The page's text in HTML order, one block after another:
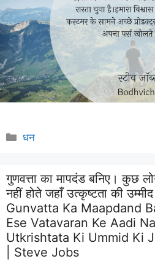
Categories
धन
गुणवत्ता का मापदंड बनिए। कुछ
नहीं होते जहाँ उत्कृष्टता की
Gunvatta Ka Maapdand
Ese Vatavaran Ke Aadi
Utkrishtata Ki Ummid Ki
| Steve Jobs